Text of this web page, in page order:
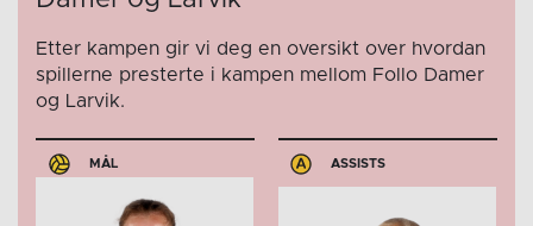
Etter kampen gir vi deg en oversikt over hvordan
spillerne presterte i kampen mellom Follo Damer
og Larvik.
MÅL ASSISTS